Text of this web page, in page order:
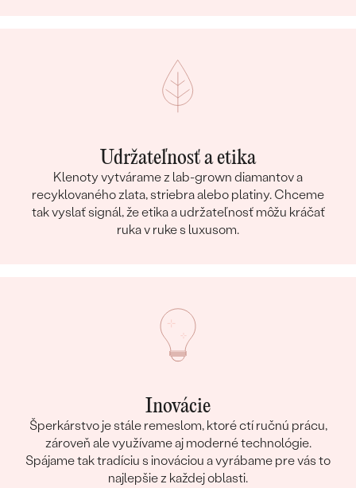
Udržateľnosť a etika
Klenoty vytvárame z lab-grown diamantov a
recyklovaného zlata, striebra alebo platiny. Chceme
tak vyslať signál, že etika a udržateľnosť môžu kráčať
ruka v ruke s luxusom.
Inovácie
Šperkárstvo je stále remeslom, ktoré ctí ručnú prácu,
zároveň ale využívame aj moderné technológie.
Spájame tak tradíciu s inováciou a vyrábame pre vás to
najlepšie z každej oblasti.